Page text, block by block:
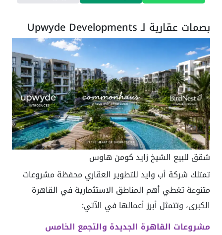
بصمات عقارية لـ Upwyde Developments
شقق للبيع الشيخ زايد كومن هاوس
تمتلك شركة أب وايد للتطوير العقاري محفظة مشروعات
متنوعة تغطي أهم المناطق الاستثمارية في القاهرة
الكبرى، وتتمثل أبرز أعمالها في الآتي:
مشروعات القاهرة الجديدة والتجمع الخامس